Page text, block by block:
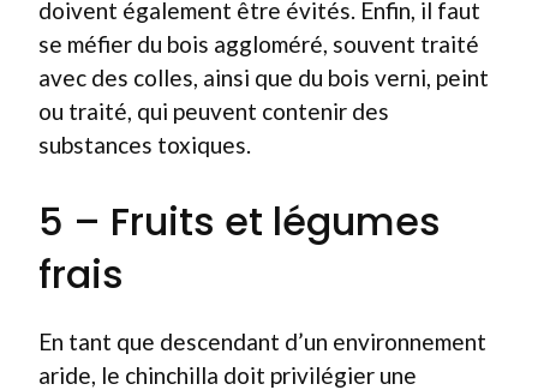
doivent également être évités. Enfin, il faut
se méfier du bois aggloméré, souvent traité
avec des colles, ainsi que du bois verni, peint
ou traité, qui peuvent contenir des
substances toxiques.
5 – Fruits et légumes
frais
En tant que descendant d’un environnement
aride, le chinchilla doit privilégier une